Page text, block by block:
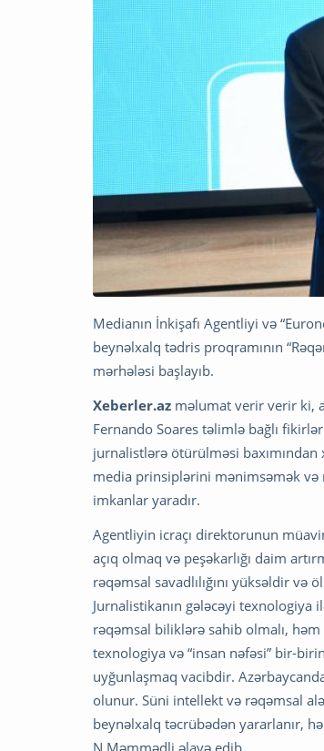
Medianın İnkişafı Agentliyi və
beynəlxalq tədris proqramının
mərhələsi başlayıb.
Xeberler.az məlumat verir verir ki,
Fernando Soares təlimlə bağlı
jurnalistlərə ötürülməsi baxımından
media prinsiplərini mənimsəmək və
imkanlar yaradır.
Agentliyin icraçı direktorunun
açıq olmaq və peşəkarlığı daim
rəqəmsal savadlılığını yüksəldir və
Jurnalistikanın gələcəyi
rəqəmsal biliklərə sahib olmalı,
texnologiya və “insan nəfəsi” bir-
uyğunlaşmaq vacibdir.
olunur. Süni intellekt və rəqəmsal
beynəlxalq təcrübədən yararlanır,